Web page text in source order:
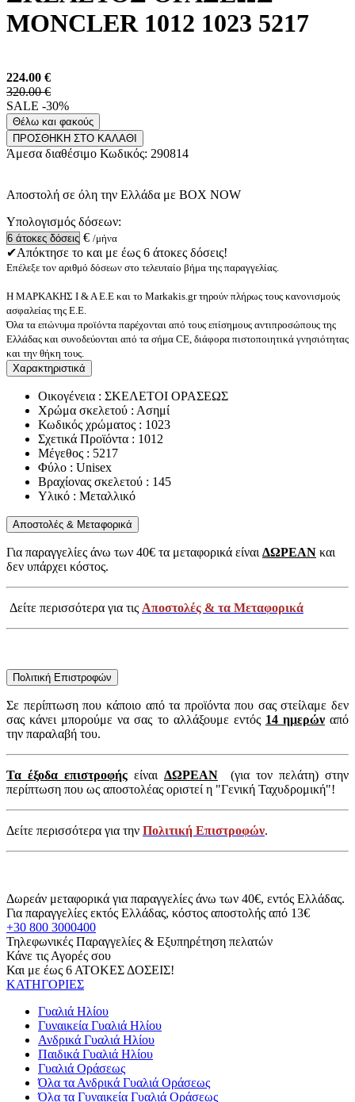
MONCLER 1012 1023 5217
224.00 €
320.00 €
SALE -30%
Θέλω και φακούς
ΠΡΟΣΘΗΚΗ ΣΤΟ ΚΑΛΑΘΙ
Άμεσα διαθέσιμο Κωδικός: 290814
Αποστολή σε όλη την Ελλάδα με BOX NOW
Υπολογισμός δόσεων:
€ /μήνα
✔Απόκτησε το και με έως 6 άτοκες δόσεις!
Επέλεξε τον αριθμό δόσεων στο τελευταίο βήμα της παραγγελίας.
Η ΜΑΡΚΑΚΗΣ Ι & Α Ε.Ε και το Markakis.gr τηρούν πλήρως τους κανονισμούς
ασφαλείας της Ε.Ε.
Όλα τα επώνυμα προϊόντα παρέχονται από τους επίσημους αντιπροσώπους της
Ελλάδας και συνοδεύονται από τα σήμα CE, διάφορα πιστοποιητικά γνησιότητας
και την θήκη τους.
Χαρακτηριστικά
Οικογένεια : ΣΚΕΛΕΤΟΙ ΟΡΑΣΕΩΣ
Χρώμα σκελετού : Ασημί
Κωδικός χρώματος : 1023
Σχετικά Προϊόντα : 1012
Μέγεθος : 5217
Φύλο : Unisex
Βραχίονας σκελετού : 145
Υλικό : Μεταλλικό
Αποστολές & Μεταφορικά
Για παραγγελίες άνω των 40€ τα μεταφορικά είναιΔΩΡΕΑΝ και
δεν υπάρχει κόστος.
Δείτε περισσότερα για τις Αποστολές & τα Μεταφορικά
Πολιτική Επιστροφών
Σε περίπτωση που κάποιο από τα προϊόντα που σας στείλαμε δεν
σας κάνει μπορούμε να σας το αλλάξουμε εντός 14 ημερώναπό
την παραλαβή του.
Τα έξοδα επιστροφής είναι ΔΩΡΕΑΝ (για τον πελάτη) στην
περίπτωση που ως αποστολέας οριστεί η "Γενική Ταχυδρομική"!
Δείτε περισσότερα για την Πολιτική Επιστροφών.
Δωρεάν μεταφορικά για παραγγελίες άνω των 40€, εντός Ελλάδας.
Για παραγγελίες εκτός Ελλάδας, κόστος αποστολής από 13€
+30 800 3000400
Τηλεφωνικές Παραγγελίες & Εξυπηρέτηση πελατών
Κάνε τις Αγορές σου
Και με έως 6 ΑΤΟΚΕΣ ΔΟΣΕΙΣ!
ΚΑΤΗΓΟΡΙΕΣ
Γυαλιά Ηλίου
Γυναικεία Γυαλιά Ηλίου
Ανδρικά Γυαλιά Ηλίου
Παιδικά Γυαλιά Ηλίου
Γυαλιά Οράσεως
Όλα τα Ανδρικά Γυαλιά Οράσεως
Όλα τα Γυναικεία Γυαλιά Οράσεως